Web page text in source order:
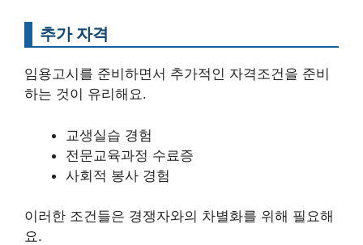
추가 자격
임용고시를 준비하면서 추가적인 자격조건을 준비
하는 것이 유리해요.
교생실습 경험
전문교육과정 수료증
사회적 봉사 경험
이러한 조건들은 경쟁자와의 차별화를 위해 필요해
요.